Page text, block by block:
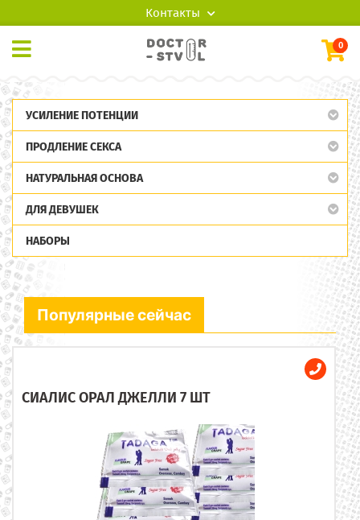
Контакты
0
УСИЛЕНИЕ ПОТЕНЦИИ
ПРОДЛЕНИЕ СЕКСА
НАТУРАЛЬНАЯ ОСНОВА
ДЛЯ ДЕВУШЕК
НАБОРЫ
Популярные сейчас
СИАЛИС ОРАЛ ДЖЕЛЛИ 7 ШТ